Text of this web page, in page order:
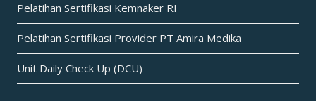
Pelatihan Sertifikasi Kemnaker RI
Pelatihan Sertifikasi Provider PT Amira Medika
Unit Daily Check Up (DCU)